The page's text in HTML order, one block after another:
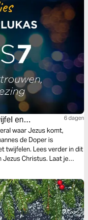
en
6 dagen
waar Jezus komt,
de Doper is
twijfelen. Lees verder in dit
Jezus Christus. Laat je